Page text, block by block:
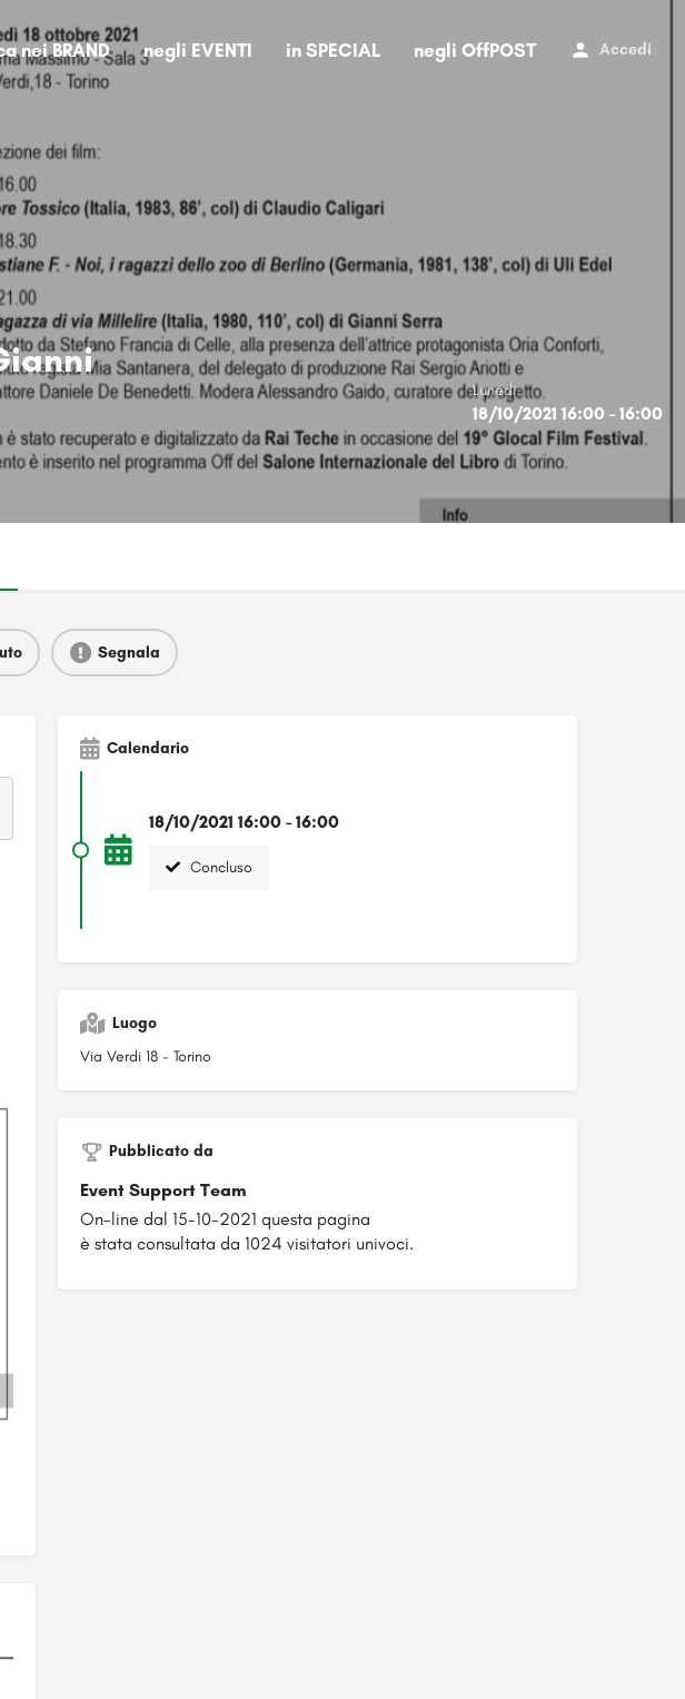
nei BRAND negli EVENTI in SPECIAL negli OffPOST Accedi
Lunedi
18/10/2021 16:00 - 16:00
Segnala
Calendario
18/10/2021 16:00 - 16:00
Concluso
Luogo
Via Verdi 18 - Torino
Pubblicato da
Event Support Team
On-line dal 15-10-2021 questa pagina
è stata consultata da 1024 visitatori univoci.